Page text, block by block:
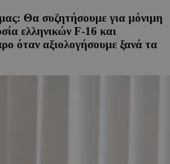
Θα συζητήσουμε για μόνιμη
ελληνικών F-16 και
όταν αξιολογήσουμε ξανά τα